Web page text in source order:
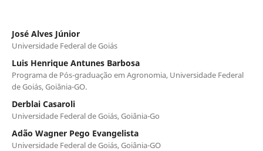
José Alves Júnior
Universidade Federal de Goiás
Luis Henrique Antunes Barbosa
Programa de Pós-graduação em Agronomia, Universidade Federal
de Goiás, Goiânia-GO.
Derblai Casaroli
Universidade Federal de Goiás, Goiânia-Go
Adão Wagner Pego Evangelista
Universidade Federal de Goiás, Goiânia-GO